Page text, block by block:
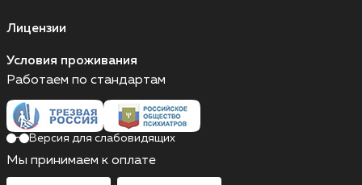
Лицензии
Условия проживания
Работаем по стандартам
Версия для слабовидящих
Мы принимаем к оплате